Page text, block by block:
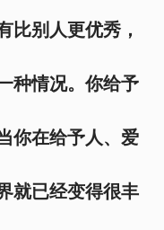
比别人更优秀，
种情况。你给予
你在给予人、爱
就已经变得很丰